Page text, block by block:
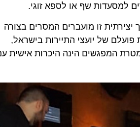
זו מועברים המסרים בצורה
של יועצי התיירות בישראל,
המפגשים הינה היכרות אישית עם